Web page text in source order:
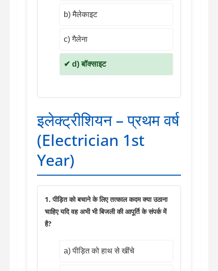
b) मैलेकाइट
c) गैलेना
d) बॉक्साइट
इलेक्ट्रीशियन – प्रथम वर्ष
(Electrician 1st
Year)
1. पीड़ित को बचाने के लिए तत्काल कदम क्या उठाना
चाहिए यदि वह अभी भी बिजली की आपूर्ति के संपर्क में
है?
a) पीड़ित को हाथ से खींचे